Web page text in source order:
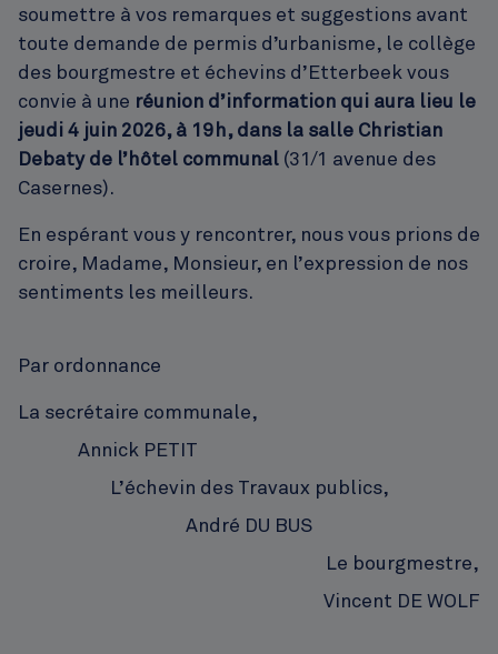
soumettre à vos remarques et suggestions avant
toute demande de permis d’urbanisme, le collège
des bourgmestre et échevins d’Etterbeek vous
convie à une réunion d’information qui aura lieu le
jeudi 4 juin 2026, à 19h, dans la salle Christian
Debaty de l’hôtel communal (31/1 avenue des
Casernes).
En espérant vous y rencontrer, nous vous prions de
croire, Madame, Monsieur, en l’expression de nos
sentiments les meilleurs.
Par ordonnance
La secrétaire communale,
Annick PETIT
L’échevin des Travaux publics,
André DU BUS
Le bourgmestre,
Vincent DE WOLF